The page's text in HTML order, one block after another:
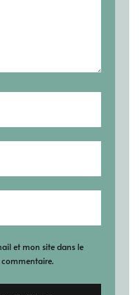
et mon site dans le